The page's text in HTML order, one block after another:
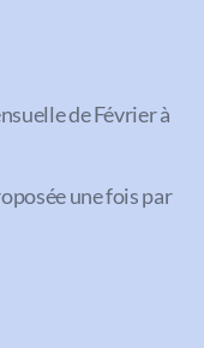
de Février à
une fois par